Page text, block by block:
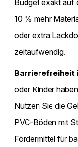
Budget exakt auf
10 % mehr
oder extra
zeitaufwendig.
Barrierefreiheit
oder Kinder
Nutzen Sie die
PVC-Böden mit
Fördermittel für